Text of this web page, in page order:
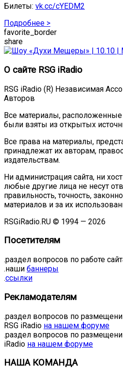
Билеты: vk.cc/cYEDM2
Подробнее >
favorite_border
share
О сайте RSG iRadio
RSG iRadio (R) Независимая
Авторов
Все материалы,
были взяты из открытых
Все права на материалы,
принадлежат их авторам,
издательствам.
Ни администрация сайта, ни
любые другие лица не несут
правильность, точность,
материалов и за их
RSGiRadio.RU © 1994 — 2026
Посетителям
.раздел вопросов по работе
.наши баннеры
.ссылки
Рекламодателям
.раздел вопросов по
RSG iRadio на нашем форуме
.раздел вопросов по
iRadio на нашем форуме
НАША КОМАНДА